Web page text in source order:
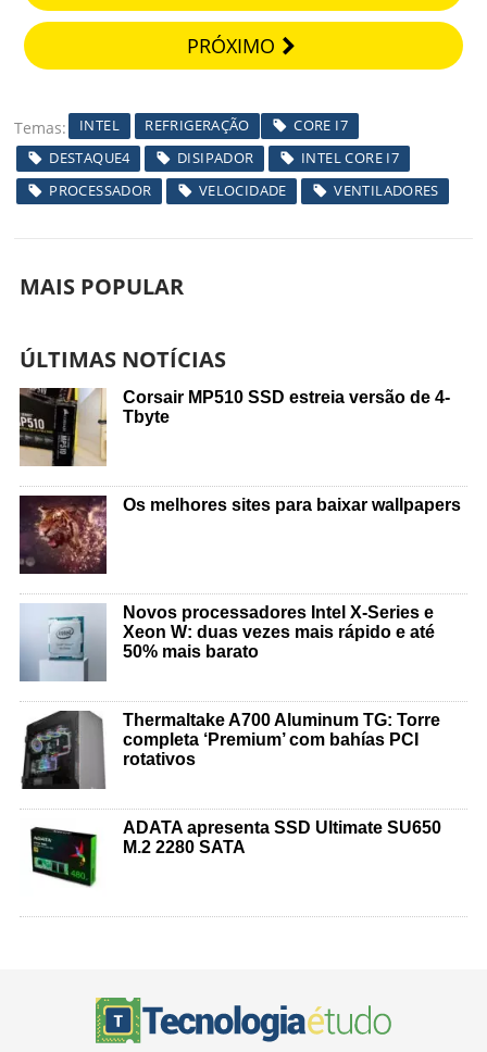
PRÓXIMO
Temas INTEL REFRIGERAÇÃO
CORE I7
DESTAQUE4
DISIPADOR
INTEL CORE I7
PROCESSADOR
VELOCIDADE VENTILADORES
MAIS POPULAR
ÚLTIMAS NOTÍCIAS
Corsair MP510 SSD estreia versão de 4-
Tbyte
Os melhores sites para baixar wallpapers
Novos processadores Intel X-Series e
Xeon W: duas vezes mais rápido e até
50% mais barato
Thermaltake A700 Aluminum TG: Torre
completa ‘Premium’ com bahías PCI
rotativos
ADATA apresenta SSD Ultimate SU650
M.2 2280 SATA